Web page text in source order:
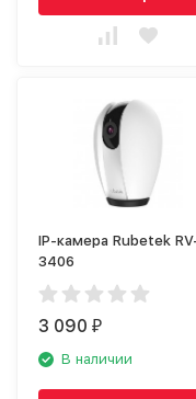
IP-камера Rubetek
3406
3 090₽
В наличии